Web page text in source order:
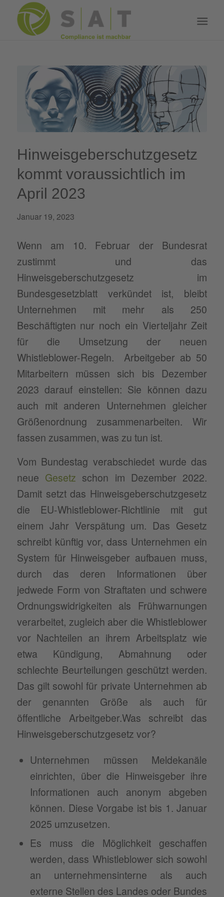
Hinweisgeberschutzgesetz
kommt voraussichtlich im
April 2023
Januar 19, 2023
Wenn am 10. Februar der Bundesrat
zustimmt und das
Hinweisgeberschutzgesetz im
Bundesgesetzblatt verkündet ist, bleibt
Unternehmen mit mehr als 250
Beschäftigten nur noch ein Vierteljahr Zeit
für die Umsetzung der neuen
Whistleblower-Regeln. Arbeitgeber ab 50
Mitarbeitern müssen sich bis Dezember
2023 darauf einstellen: Sie können dazu
auch mit anderen Unternehmen gleicher
Größenordnung zusammenarbeiten. Wir
fassen zusammen, was zu tun ist.
Vom Bundestag verabschiedet wurde das
neue Gesetz schon im Dezember 2022.
Damit setzt das Hinweisgeberschutzgesetz
die EU-Whistleblower-Richtlinie mit gut
einem Jahr Verspätung um. Das Gesetz
schreibt künftig vor, dass Unternehmen ein
System für Hinweisgeber aufbauen muss,
durch das deren Informationen über
jedwede Form von Straftaten und schwere
Ordnungswidrigkeiten als Frühwarnungen
verarbeitet, zugleich aber die Whistleblower
vor Nachteilen an ihrem Arbeitsplatz wie
etwa Kündigung, Abmahnung oder
schlechte Beurteilungen geschützt werden.
Das gilt sowohl für private Unternehmen ab
der genannten Größe als auch für
öffentliche Arbeitgeber.Was schreibt das
Hinweisgeberschutzgesetz vor?
Unternehmen müssen Meldekanäle
einrichten, über die Hinweisgeber ihre
Informationen auch anonym abgeben
können. Diese Vorgabe ist bis 1. Januar
2025 umzusetzen.
Es muss die Möglichkeit geschaffen
werden, dass Whistleblower sich sowohl
an unternehmensinterne als auch
externe Stellen des Landes oder Bundes